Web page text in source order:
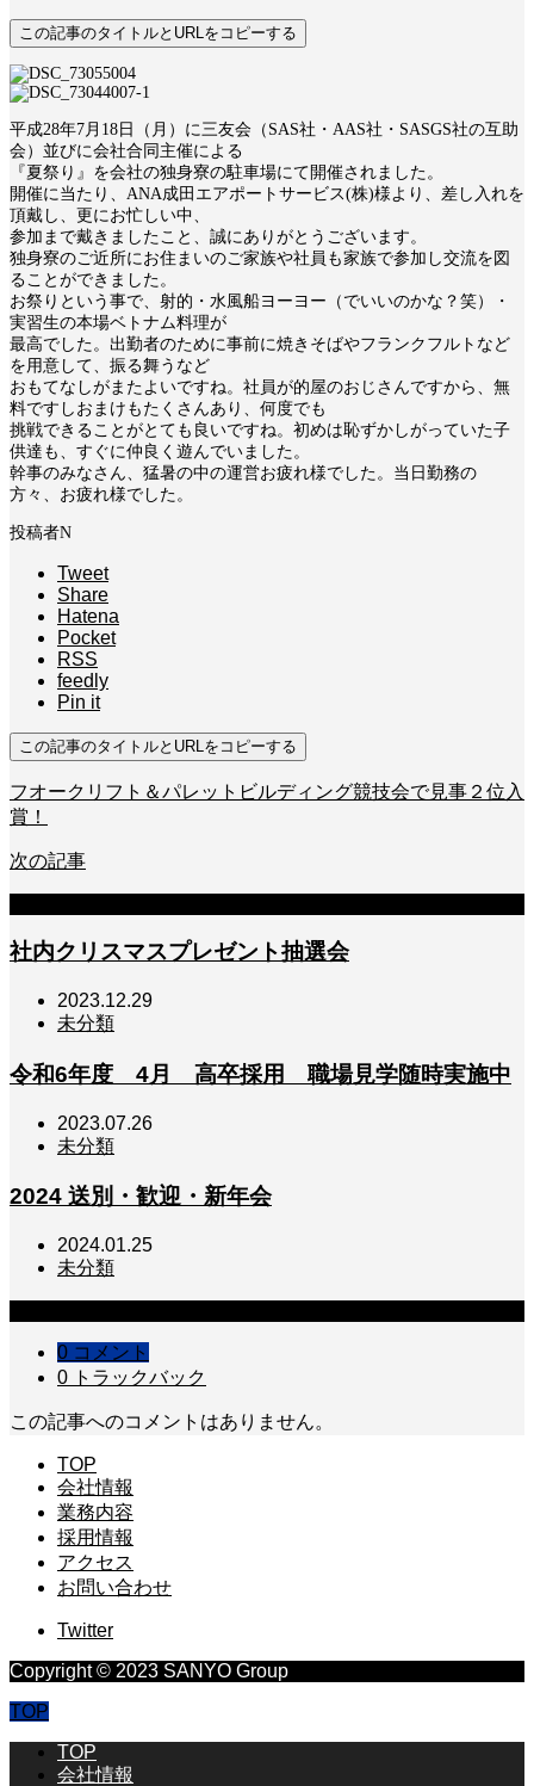
この記事のタイトルとURLをコピーする
平成28年7月18日（月）に三友会（SAS社・AAS社・SASGS社の互助
会）並びに会社合同主催による
『夏祭り』を会社の独身寮の駐車場にて開催されました。
開催に当たり、ANA成田エアポートサービス(株)様より、差し入れを
頂戴し、更にお忙しい中、
参加まで戴きましたこと、誠にありがとうございます。
独身寮のご近所にお住まいのご家族や社員も家族で参加し交流を図
ることができました。
お祭りという事で、射的・水風船ヨーヨー（でいいのかな？笑）・
実習生の本場ベトナム料理が
最高でした。出勤者のために事前に焼きそばやフランクフルトなど
を用意して、振る舞うなど
おもてなしがまたよいですね。社員が的屋のおじさんですから、無
料ですしおまけもたくさんあり、何度でも
挑戦できることがとても良いですね。初めは恥ずかしがっていた子
供達も、すぐに仲良く遊んでいました。
幹事のみなさん、猛暑の中の運営お疲れ様でした。当日勤務の
方々、お疲れ様でした。
投稿者N
Tweet
Share
Hatena
Pocket
RSS
feedly
Pin it
この記事のタイトルとURLをコピーする
フオークリフト＆パレットビルディング競技会で見事２位入
賞！
次の記事
社内クリスマスプレゼント抽選会
2023.12.29
未分類
令和6年度 4月 高卒採用 職場見学随時実施中
2023.07.26
未分類
2024 送別・歓迎・新年会
2024.01.25
未分類
0 コメント
0 トラックバック
この記事へのコメントはありません。
TOP
会社情報
業務内容
採用情報
アクセス
お問い合わせ
Twitter
Copyright © 2023 SANYO Group
TOP
TOP
会社情報